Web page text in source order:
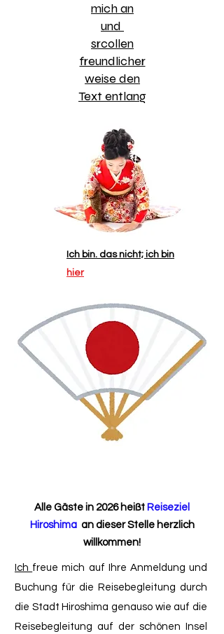
mich an
und
srcollen
freundlicher
weise den
Text entlang
Ich bin. das nicht; ich bin
hier
Alle Gäste in 2026 heißt Reiseziel
Hiroshimaan dieser Stelle herzlich
willkommen!
Ich freue mich auf Ihre Anmeldung und
Buchung für die Reisebegleitung durch
die Stadt Hiroshima genauso wie auf die
Reisebegleitung auf der schönen Insel